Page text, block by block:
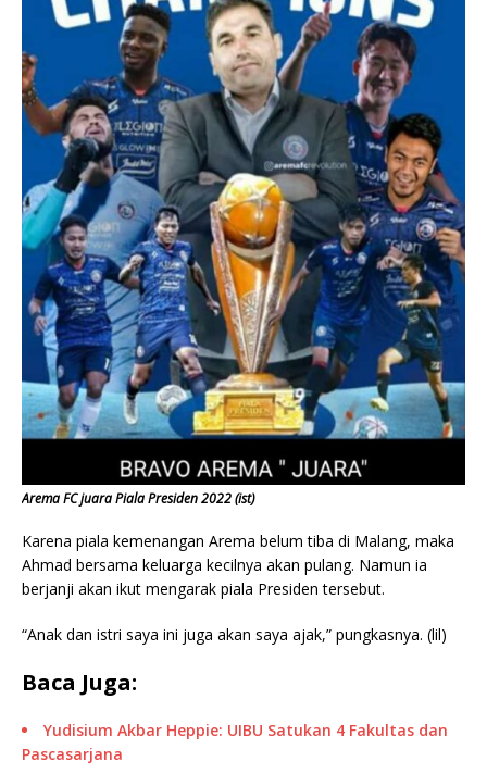
Arema FC juara Piala Presiden 2022 (ist)
Karena piala kemenangan Arema belum tiba di Malang, maka
Ahmad bersama keluarga kecilnya akan pulang. Namun ia
berjanji akan ikut mengarak piala Presiden tersebut.
“Anak dan istri saya ini juga akan saya ajak,” pungkasnya. (lil)
Baca Juga:
Yudisium Akbar Heppie: UIBU Satukan 4 Fakultas dan
Pascasarjana